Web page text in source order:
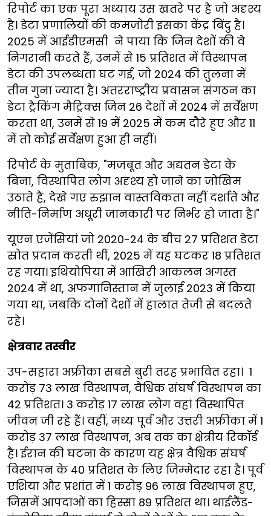
रिपोर्ट का एक पूरा अध्याय उस खतरे पर है जो अदृश्य
है। डेटा प्रणालियों की कमजोरी इसका केंद्र बिंदु है।
2025 में आईडीएमसी ने पाया कि जिन देशों की वे
निगरानी करते हैं, उनमें से 15 प्रतिशत में विस्थापन
डेटा की उपलब्धता घट गई, जो 2024 की तुलना में
तीन गुना ज्यादा है। अंतरराष्ट्रीय प्रवासन संगठन का
डेटा ट्रैकिंग मैट्रिक्स जिन 26 देशों में 2024 में सर्वेक्षण
करता था, उनमें से 19 में 2025 में कम दौरे हुए और 11
में तो कोई सर्वेक्षण हुआ ही नहीं।
रिपोर्ट के मुताबिक, "मजबूत और अद्यतन डेटा के
बिना, विस्थापित लोग अदृश्य हो जाने का जोखिम
उठाते हैं, देखे गए रुझान वास्तविकता नहीं दर्शाते और
नीति-निर्माण अधूरी जानकारी पर निर्भर हो जाता है।"
यूएन एजेंसियां जो 2020-24 के बीच 27 प्रतिशत डेटा
स्रोत प्रदान करती थीं, 2025 में यह घटकर 18 प्रतिशत
रह गया। इथियोपिया में आखिरी आकलन अगस्त
2024 में था, अफगानिस्तान में जुलाई 2023 में किया
गया था, जबकि दोनों देशों में हालात तेजी से बदलते
रहे।
क्षेत्रवार तस्वीर
उप-सहारा अफ्रीका सबसे बुरी तरह प्रभावित रहा। 1
करोड़ 73 लाख विस्थापन, वैश्विक संघर्ष विस्थापन का
42 प्रतिशत। 3 करोड़ 17 लाख लोग वहां विस्थापित
जीवन जी रहे हैं। वहीं, मध्य पूर्व और उत्तरी अफ्रीका में 1
करोड़ 37 लाख विस्थापन, अब तक का क्षेत्रीय रिकॉर्ड
है। ईरान की घटना के कारण यह क्षेत्र वैश्विक संघर्ष
विस्थापन के 40 प्रतिशत के लिए जिम्मेदार रहा है। पूर्व
एशिया और प्रशांत में 1 करोड़ 96 लाख विस्थापन हुए,
जिसमें आपदाओं का हिस्सा 89 प्रतिशत था। थाईलैंड-